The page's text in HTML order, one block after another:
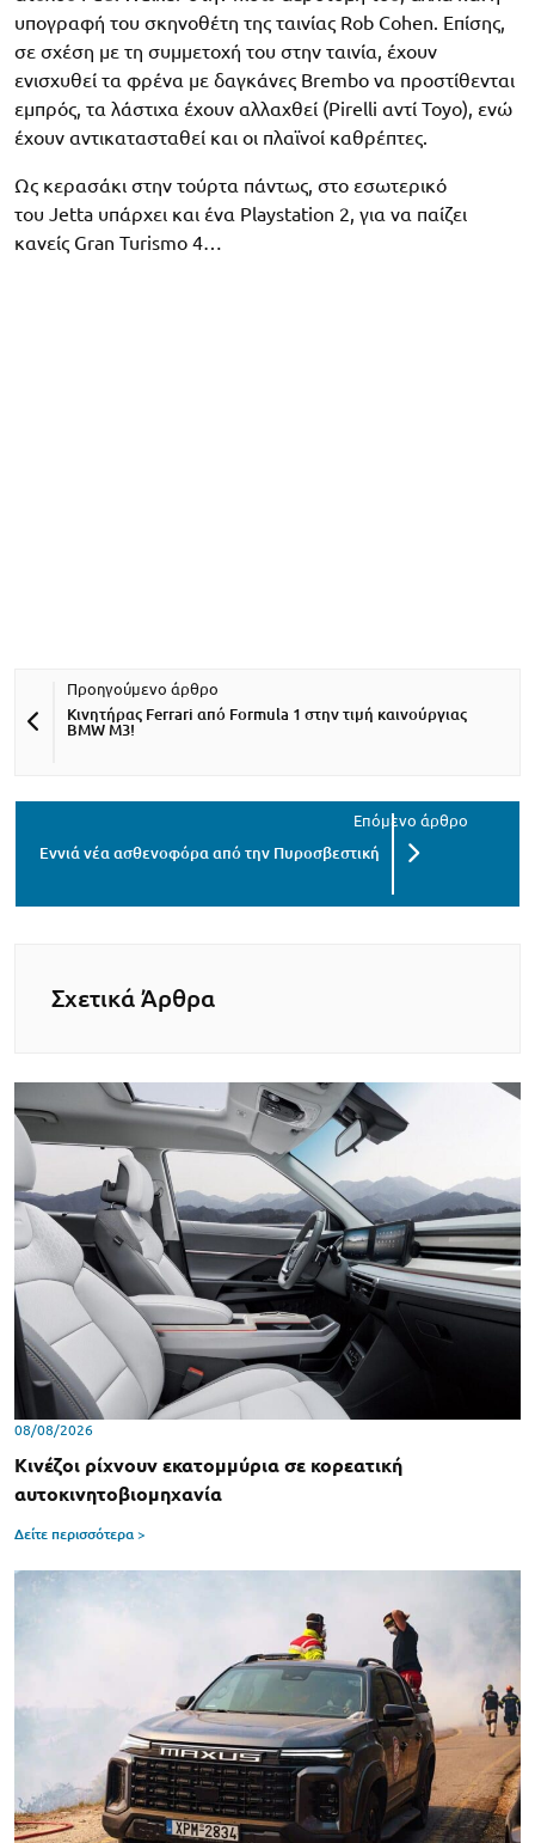
υπογραφή του σκηνοθέτη της ταινίας Rob Cohen. Επίσης,
σε σχέση με τη συμμετοχή του στην ταινία, έχουν
ενισχυθεί τα φρένα με δαγκάνες Brembo να προστίθενται
εμπρός, τα λάστιχα έχουν αλλαχθεί (Pirelli αντί Toyo), ενώ
έχουν αντικατασταθεί και οι πλαϊνοί καθρέπτες.
Ως κερασάκι στην τούρτα πάντως, στο εσωτερικό
του Jetta υπάρχει και ένα Playstation 2, για να παίζει
κανείς Gran Turismo 4…
Κινητήρας Ferrari από Formula 1 στην τιμή καινούργιας
BMW M3!
Εννιά νέα ασθενοφόρα από την Πυροσβεστική
Σχετικά Άρθρα
08/08/2026
Κινέζοι ρίχνουν εκατομμύρια σε κορεατική
αυτοκινητοβιομηχανία
Δείτε περισσότερα >